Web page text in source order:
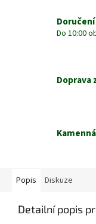
Do 10:00
Doprava
Popis Diskuze
Detailní popis